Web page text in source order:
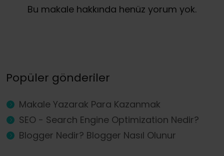
Bu makale hakkında henüz yorum yok.
Popüler gönderiler
Makale Yazarak Para Kazanmak
SEO - Search Engine Optimization Nedir?
Blogger Nedir? Blogger Nasıl Olunur